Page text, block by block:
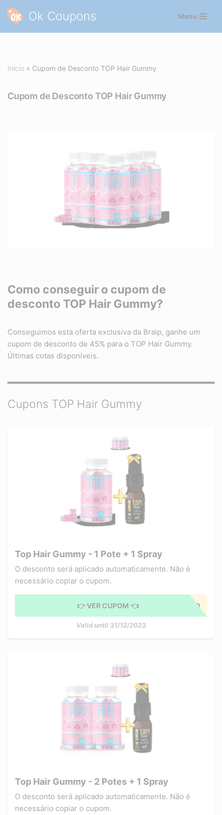
Pular
Ok Coupons Menu
Início » Cupom de Desconto TOP Hair Gummy
Cupom de Desconto TOP Hair Gummy
Como conseguir o cupom de
desconto TOP Hair Gummy?
Conseguimos esta oferta exclusiva da Braip, ganhe um
cupom de desconto de 45% para o TOP Hair Gummy.
Últimas cotas disponíveis.
Cupons TOP Hair Gummy
Top Hair Gummy - 1 Pote + 1 Spray
O desconto será aplicado automaticamente. Não é
necessário copiar o cupom.
CUPOM APLICADO
👉 VER CUPOM 👈
Valid until 31/12/2023
Top Hair Gummy - 2 Potes + 1 Spray
O desconto será aplicado automaticamente. Não é
necessário copiar o cupom.